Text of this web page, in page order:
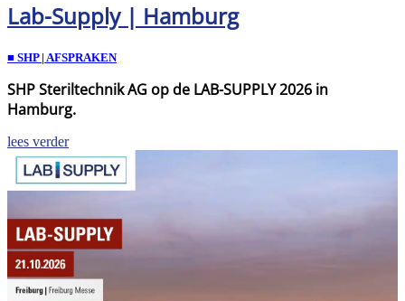
Lab-Supply | Hamburg
■ SHP | AFSPRAKEN
SHP Steriltechnik AG op de LAB-SUPPLY 2026 in
Hamburg.
lees verder